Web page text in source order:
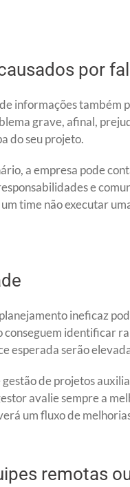
por
informações também
grave, afinal,
do seu projeto.
a empresa pode
e
um time não executar
ineficaz
conseguem identificar
esperada serão
gestão de projetos
avalie sempre a
um fluxo de
remotas